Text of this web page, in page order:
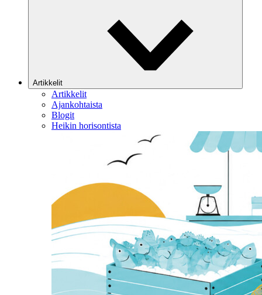
Artikkelit
Artikkelit
Ajankohtaista
Blogit
Heikin horisontista